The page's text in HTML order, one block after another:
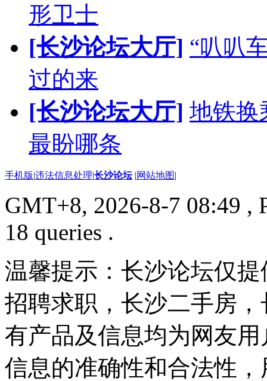
形卫士
[长沙论坛大厅] “叭叭
过的来
[长沙论坛大厅] 地铁换
最盼哪条
手机版|违法信息处理|长沙论坛 |网站地图|
GMT+8, 2026-8-7 08:49 ,
18 queries .
温馨提示：长沙论坛仅
招聘求职，长沙二手房
有产品及信息均为网友
信息的准确性和合法性